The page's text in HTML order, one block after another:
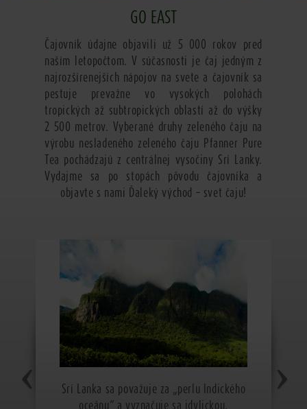
GO EAST
Čajovník údajne objavili už 5 000 rokov pred
naším letopočtom. V súčasnosti je čaj jedným z
najrozšírenejších nápojov na svete a čajovník sa
pestuje prevažne vo vysokých polohách
tropických až subtropických oblastí až do výšky
2 500 metrov. Vyberané druhy zeleného čaju na
výrobu nesladeného zeleného čaju Pfanner Pure
Tea pochádzajú z centrálnej vysočiny Srí Lanky.
Vydajme sa po stopách pôvodu čajovníka a
objavte s nami Ďaleký východ – svet čaju!
Srí Lanka sa považuje za „perlu Indického
oceánu“ a vyznačuje sa idylickou,